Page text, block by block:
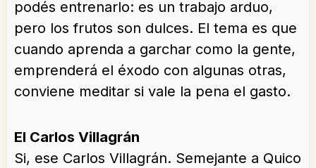
podés entrenarlo: es un trabajo arduo,
pero los frutos son dulces. El tema es que
cuando aprenda a garchar como la gente,
emprenderá el éxodo con algunas otras,
conviene meditar si vale la pena el gasto.
El Carlos Villagrán
Si, ese Carlos Villagrán. Semejante a Quico